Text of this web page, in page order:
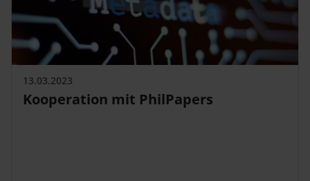
13.03.2023
Kooperation mit PhilPapers